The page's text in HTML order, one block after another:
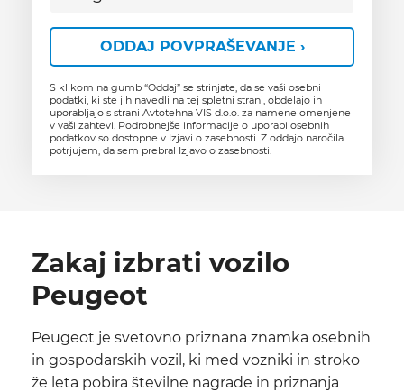
ODDAJ POVPRAŠEVANJE ›
S klikom na gumb “Oddaj” se strinjate, da se vaši osebni
podatki, ki ste jih navedli na tej spletni strani, obdelajo in
uporabljajo s strani Avtotehna VIS d.o.o. za namene omenjene
v vaši zahtevi. Podrobnejše informacije o uporabi osebnih
podatkov so dostopne v Izjavi o zasebnosti. Z oddajo naročila
potrjujem, da sem prebral Izjavo o zasebnosti.
Zakaj izbrati vozilo
Peugeot
Peugeot je svetovno priznana znamka osebnih
in gospodarskih vozil, ki med vozniki in stroko
že leta pobira številne nagrade in priznanja